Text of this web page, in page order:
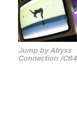
Jump by Abyss
Connection /C64